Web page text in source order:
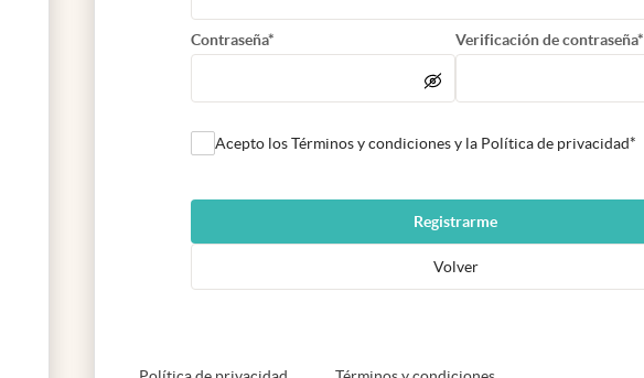
Contraseña* Verificación de contraseña*
Acepto los Términos y condiciones y la Política de privacidad*
Registrarme
Volver